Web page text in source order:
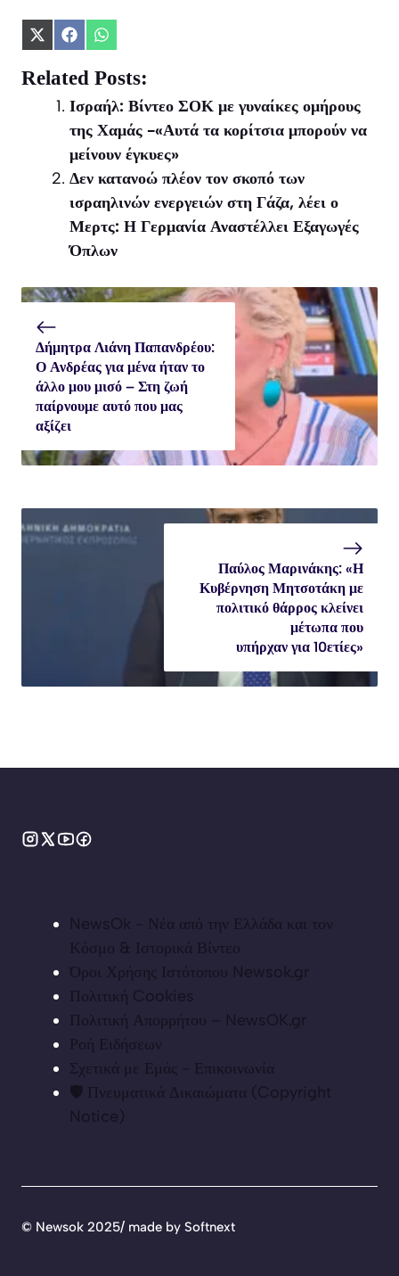
Share
X
(Twitter)
Share
Facebook
Share
WhatsApp
Related Posts:
Ισραήλ: Βίντεο ΣΟΚ με γυναίκες ομήρους
της Χαμάς -«Αυτά τα κορίτσια μπορούν να
μείνουν έγκυες»
Δεν κατανοώ πλέον τον σκοπό των
ισραηλινών ενεργειών στη Γάζα, λέει ο
Μερτς: Η Γερμανία Αναστέλλει Εξαγωγές
Όπλων
Δήμητρα Λιάνη Παπανδρέου:
Ο Ανδρέας για μένα ήταν το
άλλο μου μισό – Στη ζωή
παίρνουμε αυτό που μας
αξίζει
Παύλος Μαρινάκης: «Η
Κυβέρνηση Μητσοτάκη με
πολιτικό θάρρος κλείνει
μέτωπα που
υπήρχαν για 10ετίες»
NewsOk - Νέα από την Ελλάδα και τον
Κόσμο & Ιστορικά Βίντεο
Όροι Χρήσης Ιστότοπου Newsok.gr
Πολιτική Cookies
Πολιτική Απορρήτου – NewsOK.gr
Ροή Ειδήσεων
Σχετικά με Εμάς - Επικοινωνία
🛡️ Πνευματικά Δικαιώματα (Copyright
Notice)
© Newsok 2025/ made by Softnext